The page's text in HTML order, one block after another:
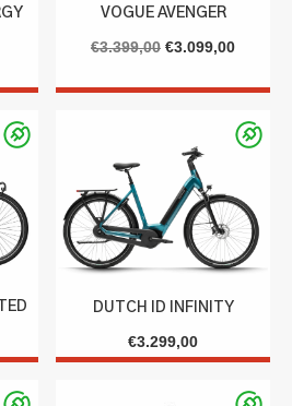
VOGUE AVENGER
€3.399,00 Oorspronkelijke
€3.399,00.
€3.099,00Huidige
DUTCH ID INFINITY
€3.299,00